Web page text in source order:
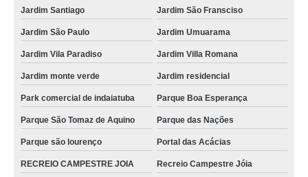
onde encontrar etiqueta tag papel Hortolândia
Jardim Santiago Jardim São Fransciso
Jardim São Paulo Jardim Umuarama
Jardim Vila Paradiso Jardim Villa Romana
Jardim monte verde Jardim residencial
Park comercial de indaiatuba Parque Boa Esperança
Parque São Tomaz de Aquino Parque das Nações
Parque são lourenço Portal das Acácias
RECREIO CAMPESTRE JOIA Recreio Campestre Jóia